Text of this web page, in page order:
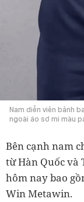
Nam diễn viên bảnh
ngoài áo sơ mi màu
Bên cạnh nam
từ Hàn Quốc và
hôm nay bao
Win Metawin.